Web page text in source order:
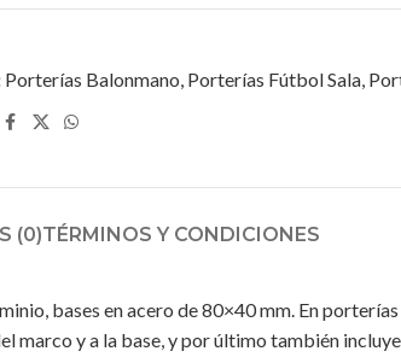
Porterías Balonmano, Porterías Fútbol Sala,
(0)TÉRMINOS Y CONDICIONES
bases en acero de 80×40 mm. En
marco y a la base, y por último también